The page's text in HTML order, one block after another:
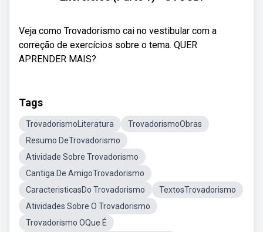
Veja como Trovadorismo cai no vestibular com a
correção de exercícios sobre o tema. QUER
APRENDER MAIS?
Tags
TrovadorismoLiteratura
TrovadorismoObras
Resumo DeTrovadorismo
Atividade Sobre Trovadorismo
Cantiga De AmigoTrovadorismo
CaracteristicasDo Trovadorismo
TextosTrovadorismo
Atividades Sobre O Trovadorismo
Trovadorismo OQue É